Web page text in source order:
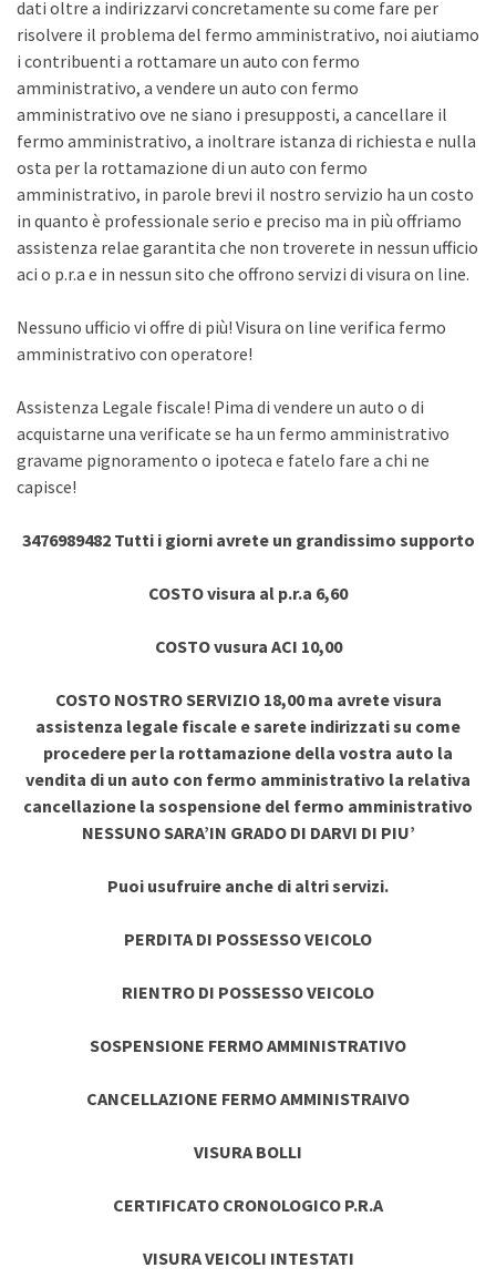
dati oltre a indirizzarvi concretamente su come fare per
risolvere il problema del fermo amministrativo, noi aiutiamo
i contribuenti a rottamare un auto con fermo
amministrativo, a vendere un auto con fermo
amministrativo ove ne siano i presupposti, a cancellare il
fermo amministrativo, a inoltrare istanza di richiesta e nulla
osta per la rottamazione di un auto con fermo
amministrativo, in parole brevi il nostro servizio ha un costo
in quanto è professionale serio e preciso ma in più offriamo
assistenza relae garantita che non troverete in nessun ufficio
aci o p.r.a e in nessun sito che offrono servizi di visura on line.
Nessuno ufficio vi offre di più! Visura on line verifica fermo
amministrativo con operatore!
Assistenza Legale fiscale! Pima di vendere un auto o di
acquistarne una verificate se ha un fermo amministrativo
gravame pignoramento o ipoteca e fatelo fare a chi ne
capisce!
3476989482 Tutti i giorni avrete un grandissimo supporto
COSTO visura al p.r.a 6,60
COSTO vusura ACI 10,00
COSTO NOSTRO SERVIZIO 18,00 ma avrete visura
assistenza legale fiscale e sarete indirizzati su come
procedere per la rottamazione della vostra auto la
vendita di un auto con fermo amministrativo la relativa
cancellazione la sospensione del fermo amministrativo
NESSUNO SARA’IN GRADO DI DARVI DI PIU’
Puoi usufruire anche di altri servizi.
PERDITA DI POSSESSO VEICOLO
RIENTRO DI POSSESSO VEICOLO
SOSPENSIONE FERMO AMMINISTRATIVO
CANCELLAZIONE FERMO AMMINISTRAIVO
VISURA BOLLI
CERTIFICATO CRONOLOGICO P.R.A
VISURA VEICOLI INTESTATI